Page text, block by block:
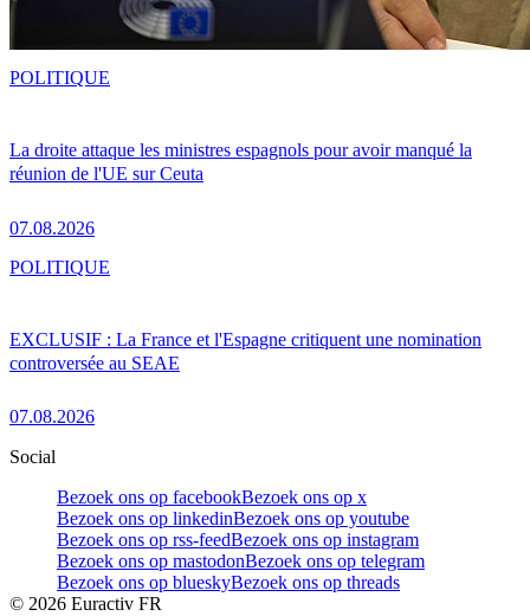
La droite attaque les ministres espagnols pour avoir manqué la
réunion de l'UE sur Ceuta
07.08.2026
POLITIQUE
EXCLUSIF : La France et l'Espagne critiquent une nomination
controversée au SEAE
07.08.2026
POLITIQUE
Social
Bezoek ons op facebookBezoek ons op x
Bezoek ons op linkedinBezoek ons op youtube
Bezoek ons op rss-feedBezoek ons op instagram
Bezoek ons op mastodonBezoek ons op telegram
Bezoek ons op blueskyBezoek ons op threads
© 2026 Euractiv FR